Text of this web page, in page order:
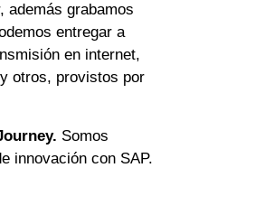
además grabamos
entregar a
en internet,
otros, provistos por
Somos
innovación con SAP.